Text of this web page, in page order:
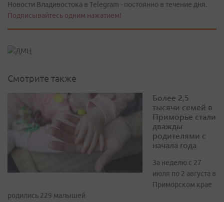
Новости Владивостока в Telegram - постоянно в течение дня.
Подписывайтесь одним нажатием!
Смотрите также
Более 2,5
тысячи семей в
Приморье стали
дважды
родителями с
начала года
За неделю с 27
июля по 2 августа в
Приморском крае
родились 229 малышей